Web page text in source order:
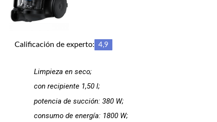
Calificación de experto: 4,9
Limpieza en seco;
con recipiente 1,50 l;
potencia de succión: 380 W;
consumo de energía: 1800 W;